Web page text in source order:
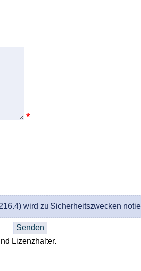
*
wird zu Sicherheitszwecken
Lizenzhalter.